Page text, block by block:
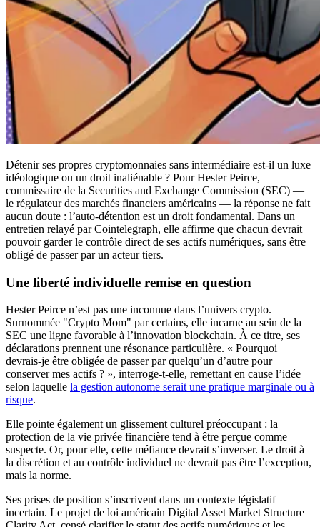
Détenir ses propres cryptomonnaies sans intermédiaire est-il un luxe
idéologique ou un droit inaliénable ? Pour Hester Peirce,
commissaire de la Securities and Exchange Commission (SEC) —
le régulateur des marchés financiers américains — la réponse ne fait
aucun doute : l’auto‑détention est un droit fondamental. Dans un
entretien relayé par Cointelegraph, elle affirme que chacun devrait
pouvoir garder le contrôle direct de ses actifs numériques, sans être
obligé de passer par un acteur tiers.
Une liberté individuelle remise en question
Hester Peirce n’est pas une inconnue dans l’univers crypto.
Surnommée "Crypto Mom" par certains, elle incarne au sein de la
SEC une ligne favorable à l’innovation blockchain. À ce titre, ses
déclarations prennent une résonance particulière. « Pourquoi
devrais-je être obligée de passer par quelqu’un d’autre pour
conserver mes actifs ? », interroge-t-elle, remettant en cause l’idée
selon laquelle la gestion autonome serait une pratique marginale ou à
risque.
Elle pointe également un glissement culturel préoccupant : la
protection de la vie privée financière tend à être perçue comme
suspecte. Or, pour elle, cette méfiance devrait s’inverser. Le droit à
la discrétion et au contrôle individuel ne devrait pas être l’exception,
mais la norme.
Ses prises de position s’inscrivent dans un contexte législatif
incertain. Le projet de loi américain Digital Asset Market Structure